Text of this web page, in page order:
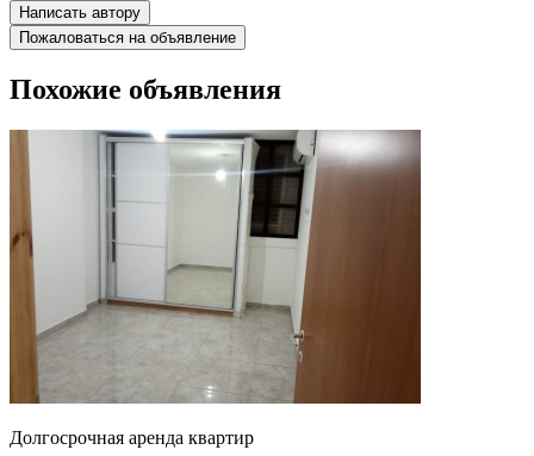
Написать автору
Пожаловаться на объявление
Похожие объявления
Долгосрочная аренда квартир